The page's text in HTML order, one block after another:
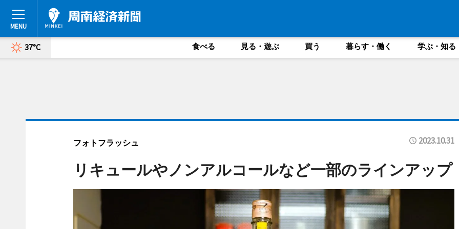
37°C 食べる 見る・遊ぶ 買う 暮らす・働く 学ぶ・知る
フォトフラッシュ 2023.10.31
リキュールやノンアルコールなど一部のラインアップ